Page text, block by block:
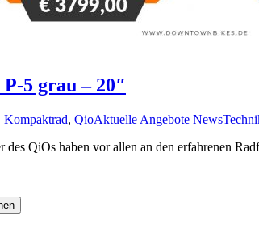
5 grau – 20″
Kompaktrad, QioAktuelle Angebote News
QiOs haben vor allen an den erfahrenen